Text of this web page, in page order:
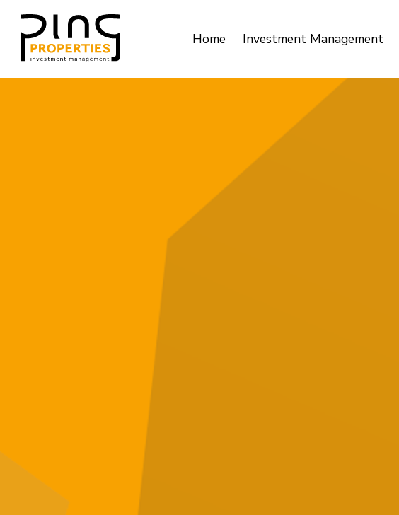
Home Investment Management